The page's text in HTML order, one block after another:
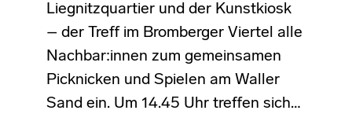
Liegnitzquartier und der Kunstkiosk
– der Treff im Bromberger Viertel alle
Nachbar:innen zum gemeinsamen
Picknicken und Spielen am Waller
Sand ein. Um 14.45 Uhr treffen sich…